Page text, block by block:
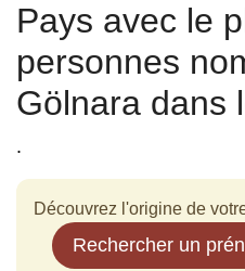
Pays avec le
personnes
Gölnara dans
.
Découvrez l'origine de
Rechercher un